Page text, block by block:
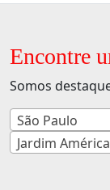
Encontre
Somos
São Paulo
Jardim América